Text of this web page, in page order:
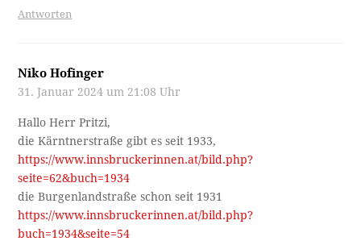
Antworten
Niko Hofinger
31. Januar 2024 um 21:08 Uhr
Hallo Herr Pritzi,
die Kärntnerstraße gibt es seit 1933,
https://www.innsbruckerinnen.at/bild.php?
seite=62&buch=1934
die Burgenlandstraße schon seit 1931
https://www.innsbruckerinnen.at/bild.php?
buch=1934&seite=54